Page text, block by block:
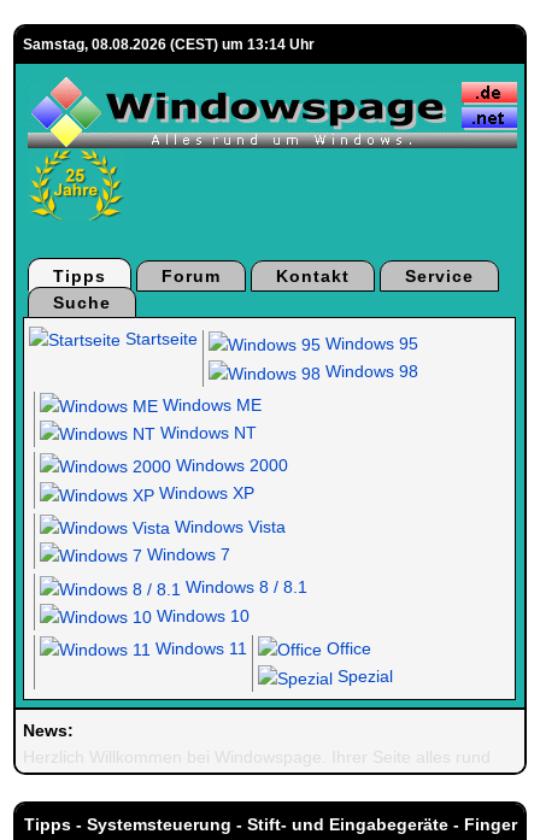
Samstag, 08.08.2026 (CEST) um 13:14 Uhr
Tipps Forum Kontakt
Service
Suche
Startseite
Windows 95
Windows 98
Windows ME
Windows NT
Windows 2000
Windows XP
Windows Vista
Windows 7
Windows 8 / 8.1
Windows 10
Windows 11
Office
Spezial
News:
Herzlich Willkommen bei Windowspage. Ihrer Seite alles rund um
Tipps - Systemsteuerung - Stift- und Eingabegeräte - Finger